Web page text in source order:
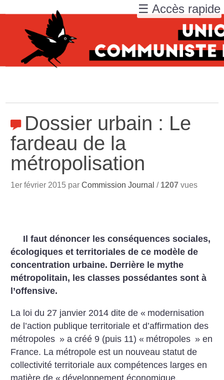
Dossier urbain : Le
fardeau de la
métropolisation
1er février 2015 parCommission Journal / 1207 vues
Il faut dénoncer les conséquences sociales,
écologiques et territoriales de ce modèle de
concentration urbaine. Derrière le mythe
métropolitain, les classes possédantes sont à
l’offensive.
La loi du 27 janvier 2014 dite de « modernisation
de l’action publique territoriale et d’affirmation des
métropoles » a créé 9 (puis 11) « métropoles » en
France. La métropole est un nouveau statut de
collectivité territoriale aux compétences larges en
matière de « développement économique,
☰ Accès rapide